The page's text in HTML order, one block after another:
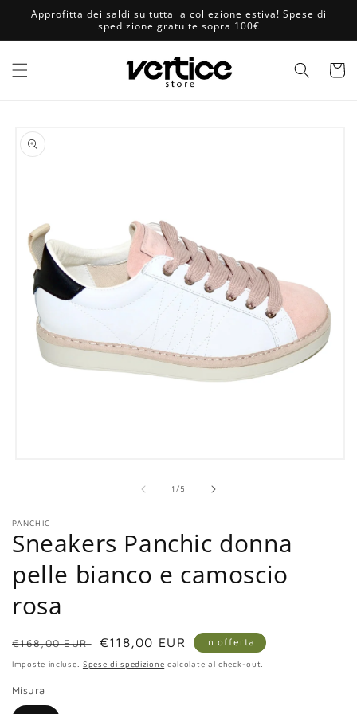
direttamente
Approfitta dei saldi su tutta la collezione estiva! Spese di
spedizione gratuite sopra 100€
Carrello
informazioni
sul prodotto
finestra
modale
1 /su5
PANCHIC
Sneakers Panchic donna
pelle bianco e camoscio
rosa
Prezzo
di
€168,00 EUR
Prezzo
scontato
€118,00 EUR In offerta
Imposte incluse. Spese di spedizione calcolate al check-out.
Misura